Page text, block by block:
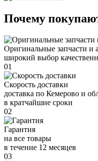
Почему
Оригинальные запчасти и
широкий выбор
01
Скорость доставки
доставка по Кемерово и
в кратчайшие сроки
02
Гарантия
на все товары
в течение 12 месяцев
03